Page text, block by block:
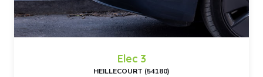
Elec 3
HEILLECOURT (54180)